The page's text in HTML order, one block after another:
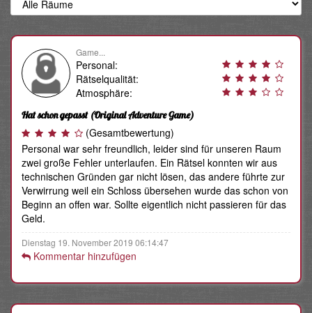
Game...
Personal:
Rätselqualität:
Atmosphäre:
Hat schon gepasst(Original Adventure Game)
(Gesamtbewertung)
Personal war sehr freundlich, leider sind für unseren Raum
zwei große Fehler unterlaufen. Ein Rätsel konnten wir aus
technischen Gründen gar nicht lösen, das andere führte zur
Verwirrung weil ein Schloss übersehen wurde das schon von
Beginn an offen war. Sollte eigentlich nicht passieren für das
Geld.
Dienstag 19. November 2019 06:14:47
Kommentar hinzufügen